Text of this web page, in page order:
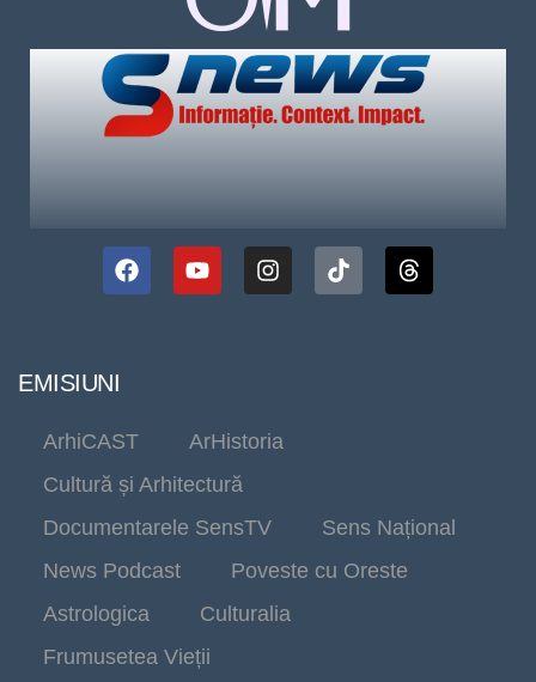
EMISIUNI
ArhiCAST
ArHistoria
Cultură și Arhitectură
Documentarele SensTV
Sens Național
News Podcast
Poveste cu Oreste
Astrologica
Culturalia
Frumusetea Vieții